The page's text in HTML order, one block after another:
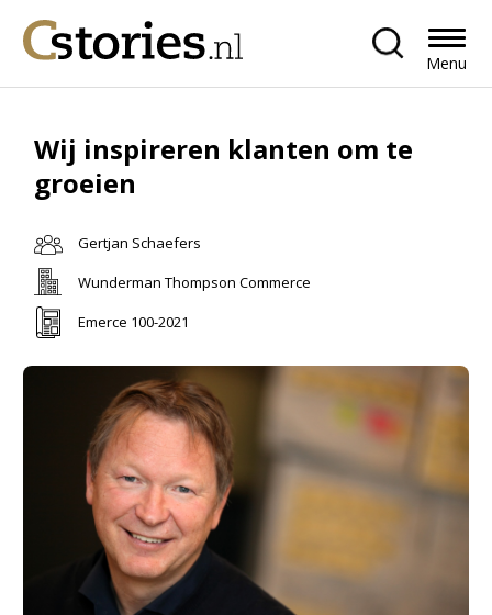
Menu
Wij inspireren klanten om te
groeien
Gertjan Schaefers
Wunderman Thompson Commerce
Emerce 100-2021